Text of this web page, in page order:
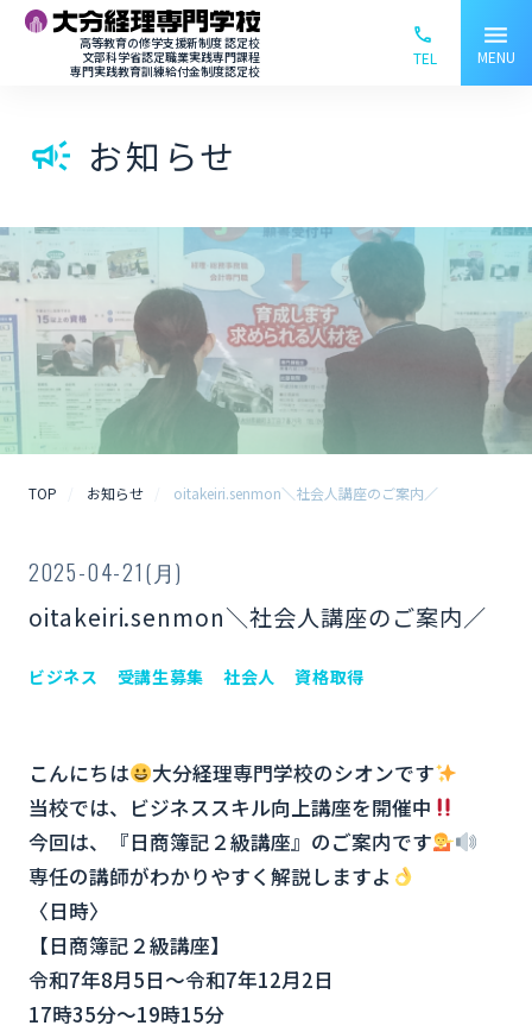
高等教育の修学支援新制度 認定校
文部科学省認定職業実践専門課程
専門実践教育訓練給付金制度認定校
TEL
menu
MENU
campaign お知らせ
TOP お知らせ oitakeiri.senmon＼社会人講座のご案内／
2025-04-21(月)
oitakeiri.senmon＼社会人講座のご案内／
ビジネス 受講生募集 社会人 資格取得
こんにちは
大分経理専門学校のシオンです
当校では、ビジネススキル向上講座を開催中
今回は、『日商簿記２級講座』のご案内です
専任の講師がわかりやすく解説しますよ
〈日時〉
【日商簿記２級講座】
令和7年8月5日～令和7年12月2日
17時35分〜19時15分